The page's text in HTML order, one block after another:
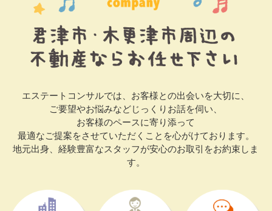
エステートコンサルでは、お客様との出会いを大切に、
ご要望やお悩みなどじっくりお話を伺い、
お客様のペースに寄り添って
最適なご提案をさせていただくことを心がけております。
地元出身、経験豊富なスタッフが安心のお取引をお約束しま
す。